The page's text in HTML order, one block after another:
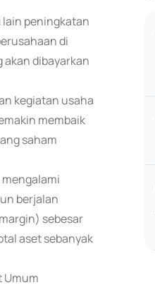
lain peningkatan
di
akan dibayarkan
kegiatan usaha
membaik
saham
berjalan
sebesar
aset sebanyak
Umum